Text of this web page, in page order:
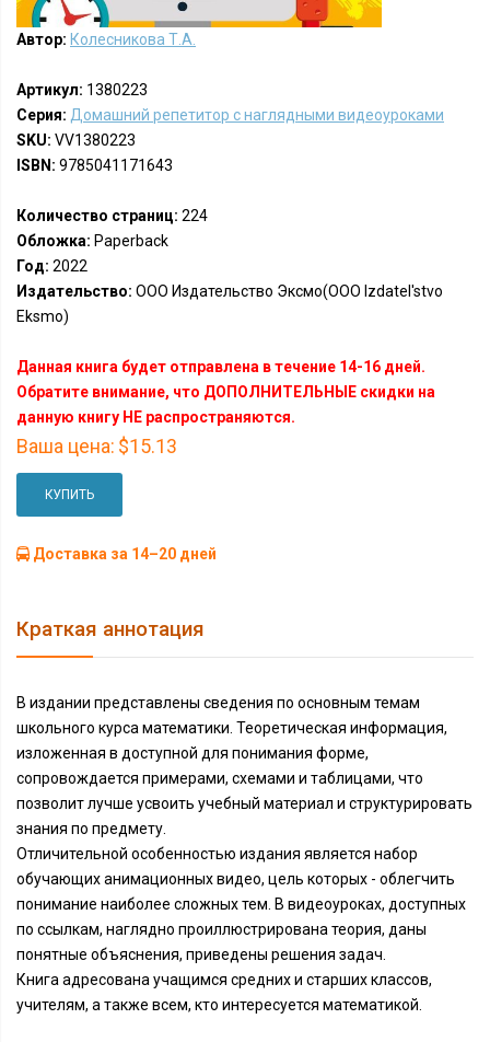
Автор: Колесникова Т.А.
Артикул: 1380223
Серия: Домашний репетитор с наглядными видеоуроками
SKU: VV1380223
ISBN: 9785041171643
Количество страниц: 224
Обложка: Paperback
Год: 2022
Издательство: ООО Издательство Эксмо(OOO Izdatel'stvo
Eksmo)
Данная книга будет отправлена в течение 14-16 дней.
Обратите внимание, что ДОПОЛНИТЕЛЬНЫЕ скидки на
данную книгу НЕ распространяются.
Ваша цена: $15.13
КУПИТЬ
Доставка за 14–20 дней
Краткая аннотация
В издании представлены сведения по основным темам
школьного курса математики. Теоретическая информация,
изложенная в доступной для понимания форме,
сопровождается примерами, схемами и таблицами, что
позволит лучше усвоить учебный материал и структурировать
знания по предмету.
Отличительной особенностью издания является набор
обучающих анимационных видео, цель которых - облегчить
понимание наиболее сложных тем. В видеоуроках, доступных
по ссылкам, наглядно проиллюстрирована теория, даны
понятные объяснения, приведены решения задач.
Книга адресована учащимся средних и старших классов,
учителям, а также всем, кто интересуется математикой.